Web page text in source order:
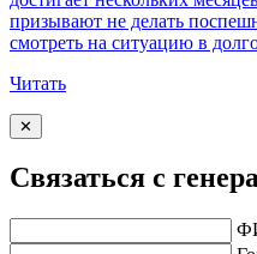
призывают не делать
смотреть на ситуацию в
Читать
✕
Связаться с